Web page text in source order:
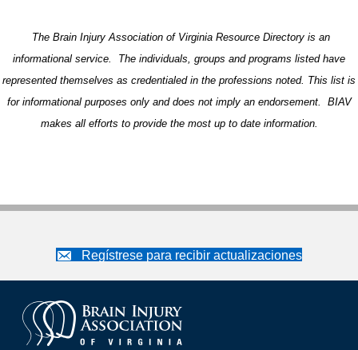
The Brain Injury Association of Virginia Resource Directory is an
informational service. The individuals, groups and programs listed have
represented themselves as credentialed in the professions noted. This list is
for informational purposes only and does not imply an endorsement. BIAV
makes all efforts to provide the most up to date information.
Regístrese para recibir actualizaciones